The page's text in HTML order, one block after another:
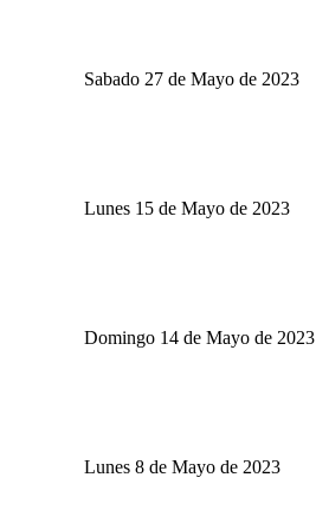
Sabado 27 de Mayo de 2023
Lunes 15 de Mayo de 2023
Domingo 14 de Mayo de 2023
Lunes 8 de Mayo de 2023